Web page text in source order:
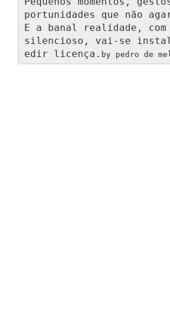
portunidades que não
E a banal realidade, com
silencioso, vai-se
edir licença. by pedro de